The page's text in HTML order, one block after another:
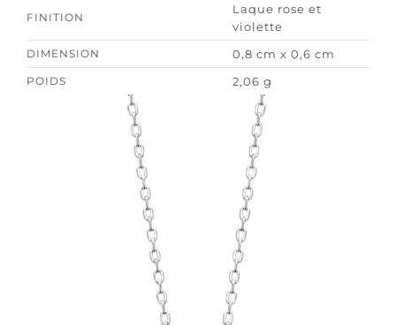
FINITION
Laque rose et
violette
DIMENSION 0,8 cm x 0,6 cm
POIDS 2,06 g